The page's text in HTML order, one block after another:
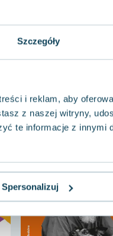
Szczegóły
i reklam, aby
z naszej witryny,
te informacje z innymi
Spersonalizuj